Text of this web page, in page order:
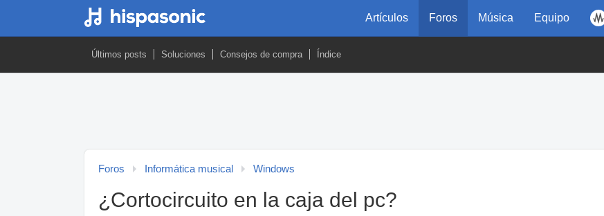
Artículos Foros Música Equipo
Últimos posts Soluciones Consejos de compra Índice
Foros Informática musical Windows
¿Cortocircuito en la caja del pc?